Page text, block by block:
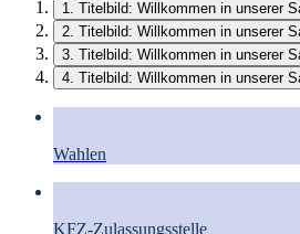
1. Titelbild: Willkommen in unserer
2. Titelbild: Willkommen in unserer
3. Titelbild: Willkommen in unserer
4. Titelbild: Willkommen in unserer
Wahlen
KFZ-Zulassungsstelle